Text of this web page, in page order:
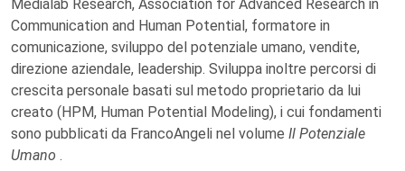
Medialab Research, Association for Advanced Research in
Communication and Human Potential, formatore in
comunicazione, sviluppo del potenziale umano, vendite,
direzione aziendale, leadership. Sviluppa inoltre percorsi di
crescita personale basati sul metodo proprietario da lui
creato (HPM, Human Potential Modeling), i cui fondamenti
sono pubblicati da FrancoAngeli nel volume Il Potenziale
Umano .